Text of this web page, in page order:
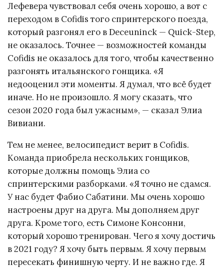
Лефевера чувствовал себя очень хорошо, а вот с
переходом в Cofidis того спринтерского поезда,
который разгонял его в Deceuninck — Quick-Step,
не оказалось. Точнее — возможностей команды
Cofidis не оказалось для того, чтобы качественно
разгонять итальянского гонщика. «Я
недооценил эти моменты. Я думал, что всё будет
иначе. Но не произошло. Я могу сказать, что
сезон 2020 года был ужасным», — сказал Элиа
Вивиани.
Тем не менее, велосипедист верит в Cofidis.
Команда приобрела нескольких гонщиков,
которые должны помощь Элиа со
спринтерскими разборками. «Я точно не сдамся.
У нас будет Фабио Сабатини. Мы очень хорошо
настроены друг на друга. Мы дополняем друг
друга. Кроме того, есть Симоне Консонни,
который хорошо тренирован. Чего я хочу достичь
в 2021 году? Я хочу быть первым. Я хочу первым
пересекать финишную черту. И не важно где. Я